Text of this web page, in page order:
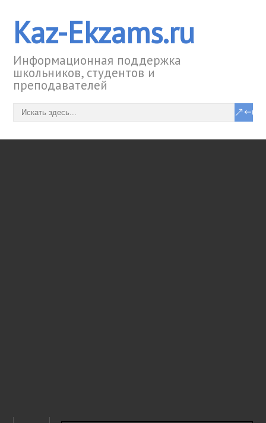
Kaz-Ekzams.ru
Информационная поддержка
школьников, студентов и
преподавателей